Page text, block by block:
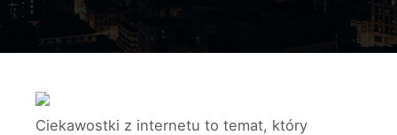
Ciekawostki z internetu to temat, który